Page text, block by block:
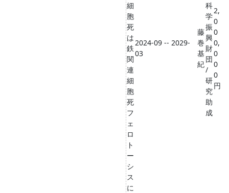
細
胞
死
は
鉄
関
連
細
胞
死
フ
ェ
ロ
ト
ー
シ
ス
に
2024-09 -- 2029-
03
藤
巻
基
紀
科
学
振
興
財
団
/
研
究
助
成
2,
0
0
0,
0
0
0
円